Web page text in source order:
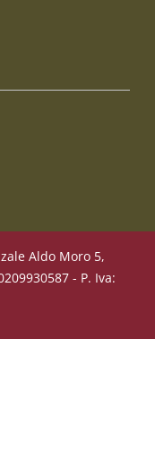
Aldo Moro 5,
- P. Iva: